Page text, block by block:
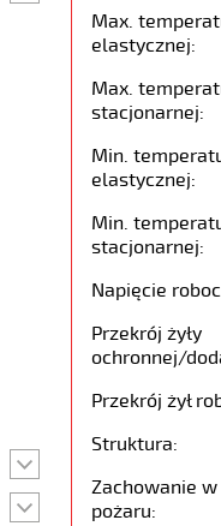
Max.
elastycznej:
Max.
stacjonarnej:
Min.
elastycznej:
Min.
stacjonarnej:
Napięcie
Przekrój żyły
ochronnej/
Przekrój żył
Struktura:
Zachowanie
pożaru: